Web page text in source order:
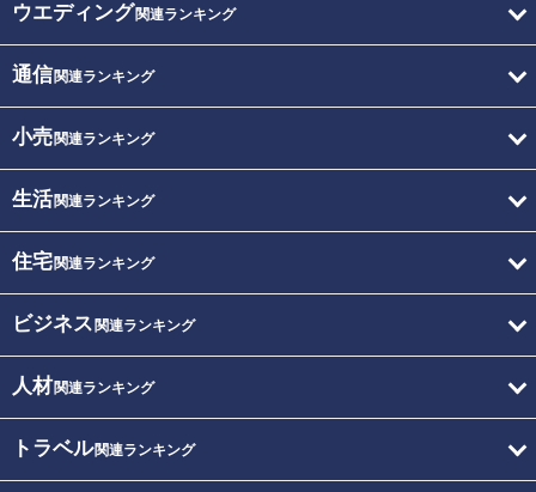
ウエディング関連ランキング
通信関連ランキング
小売関連ランキング
生活関連ランキング
住宅関連ランキング
ビジネス 関連ランキング
人材関連ランキング
トラベル関連ランキング